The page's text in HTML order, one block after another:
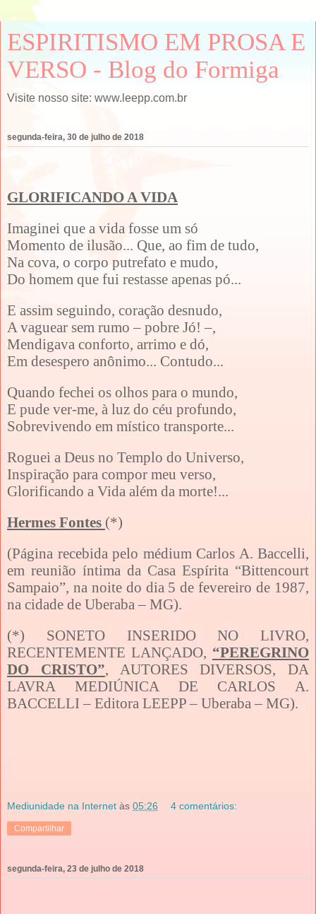
ESPIRITISMO EM PROSA E
VERSO - Blog do Formiga
Visite nosso site: www.leepp.com.br
segunda-feira, 30 de julho de 2018
GLORIFICANDO A VIDA
Imaginei que a vida fosse um só
Momento de ilusão... Que, ao fim de tudo,
Na cova, o corpo putrefato e mudo,
Do homem que fui restasse apenas pó...
E assim seguindo, coração desnudo,
A vaguear sem rumo – pobre Jó! –,
Mendigava conforto, arrimo e dó,
Em desespero anônimo... Contudo...
Quando fechei os olhos para o mundo,
E pude ver-me, à luz do céu profundo,
Sobrevivendo em místico transporte...
Roguei a Deus no Templo do Universo,
Inspiração para compor meu verso,
Glorificando a Vida além da morte!...
Hermes Fontes (*)
(Página recebida pelo médium Carlos A. Baccelli,
em reunião íntima da Casa Espírita “Bittencourt
Sampaio”, na noite do dia 5 de fevereiro de 1987,
na cidade de Uberaba – MG).
(*) SONETO INSERIDO NO LIVRO,
RECENTEMENTE LANÇADO, “PEREGRINO
DO CRISTO”, AUTORES DIVERSOS, DA
LAVRA MEDIÚNICA DE CARLOS A.
BACCELLI – Editora LEEPP – Uberaba – MG).
Mediunidade na Internet às 05:26 4 comentários:
Compartilhar
segunda-feira, 23 de julho de 2018